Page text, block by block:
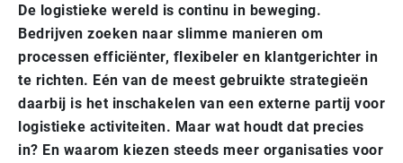
De logistieke wereld is continu in beweging.
Bedrijven zoeken naar slimme manieren om
processen efficiënter, flexibeler en klantgerichter in
te richten. Eén van de meest gebruikte strategieën
daarbij is het inschakelen van een externe partij voor
logistieke activiteiten. Maar wat houdt dat precies
in? En waarom kiezen steeds meer organisaties voor